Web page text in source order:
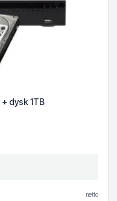
dysk 1TB
netto